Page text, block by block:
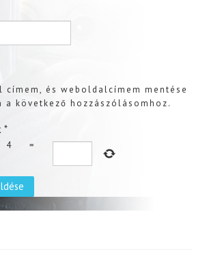
címem, és weboldalcímem mentése
a következő hozzászólásomhoz.
*
4 =